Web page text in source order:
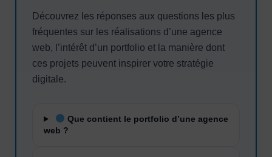
Découvrez les réponses aux questions les plus
fréquentes sur les réalisations d’une agence
web, l’intérêt d’un portfolio et la manière dont
ces projets peuvent inspirer votre stratégie
digitale.
Que contient le portfolio d’une agence
web ?